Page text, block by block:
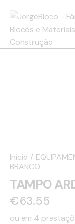
Início
BRANCO
TAMPO
€63.55
ou em 4